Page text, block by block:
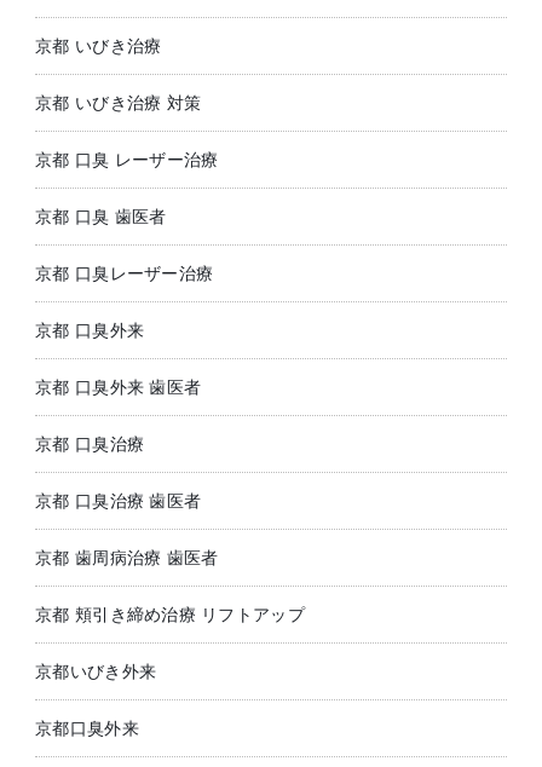
京都 いびき治療
京都 いびき治療 対策
京都 口臭 レーザー治療
京都 口臭 歯医者
京都 口臭レーザー治療
京都 口臭外来
京都 口臭外来 歯医者
京都 口臭治療
京都 口臭治療 歯医者
京都 歯周病治療 歯医者
京都 頬引き締め治療 リフトアップ
京都いびき外来
京都口臭外来